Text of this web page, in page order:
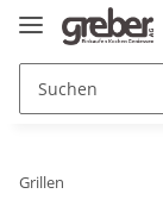
Grillen